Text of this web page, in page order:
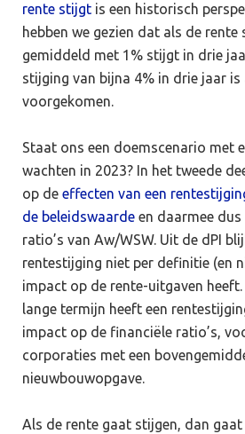
rente stijgt is een historisch
hebben we gezien dat als de rente
gemiddeld met 1% stijgt in drie
stijging van bijna 4% in drie jaar is
voorgekomen.
Staat ons een doemscenario met
wachten in 2023? In het tweede
op de effecten van een
de beleidswaarde en daarmee
ratio’s van Aw/WSW. Uit de dPI
rentestijging niet per definitie (en
impact op de rente-uitgaven
lange termijn heeft een
impact op de financiële ratio’s,
corporaties met een
nieuwbouwopgave.
Als de rente gaat stijgen, dan